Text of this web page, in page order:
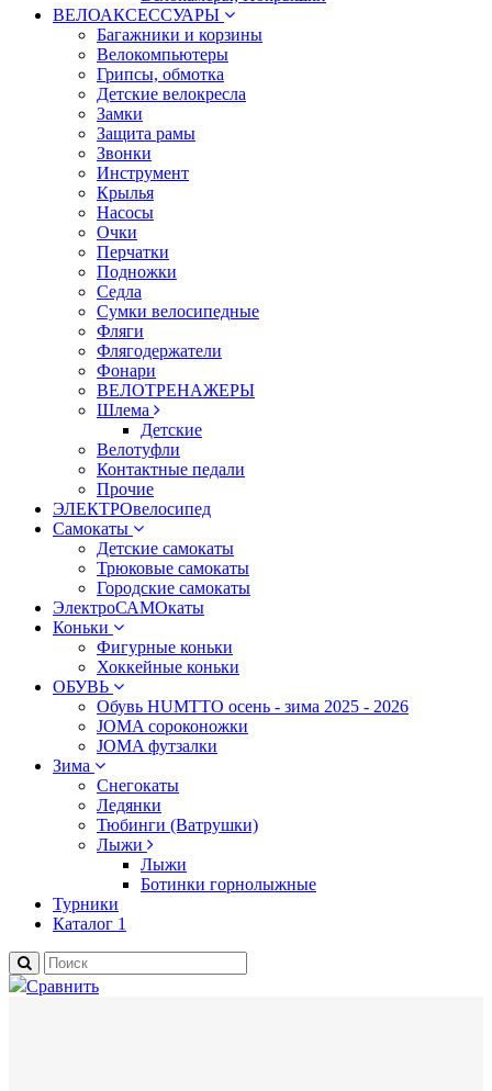
ВЕЛОАКСЕССУАРЫ
Багажники и корзины
Велокомпьютеры
Грипсы, обмотка
Детские велокресла
Замки
Защита рамы
Звонки
Инструмент
Крылья
Насосы
Очки
Перчатки
Подножки
Седла
Сумки велосипедные
Фляги
Флягодержатели
Фонари
ВЕЛОТРЕНАЖЕРЫ
Шлема
Детские
Велотуфли
Контактные педали
Прочие
ЭЛЕКТРОвелосипед
Самокаты
Детские самокаты
Трюковые самокаты
Городские самокаты
ЭлектроСАМОкаты
Коньки
Фигурные коньки
Хоккейные коньки
ОБУВЬ
Обувь HUMTTO осень - зима 2025 - 2026
JOMA сороконожки
JOMA футзалки
Зима
Снегокаты
Ледянки
Тюбинги (Ватрушки)
Лыжи
Лыжи
Ботинки горнолыжные
Турники
Каталог 1
Сравнить